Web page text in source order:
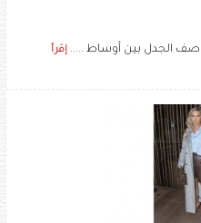
الجدل بين أوساط ..... إقرأ